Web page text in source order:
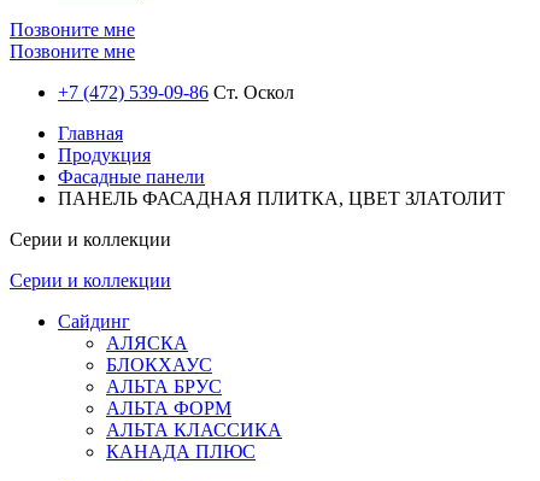
Позвоните мне
Позвоните мне
+7 (472) 539-09-86 Ст. Оскол
Главная
Продукция
Фасадные панели
ПАНЕЛЬ ФАСАДНАЯ ПЛИТКА, ЦВЕТ ЗЛАТОЛИТ
Серии и коллекции
Серии и коллекции
Сайдинг
АЛЯСКА
БЛОКХАУС
АЛЬТА БРУС
АЛЬТА ФОРМ
АЛЬТА КЛАССИКА
КАНАДА ПЛЮС